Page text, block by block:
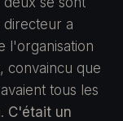
a
l'organisation
convaincu que
tous les
C'était un